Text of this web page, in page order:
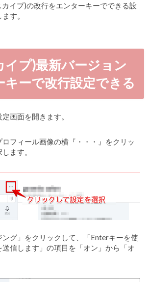
カイプ)の改行をエンターキーでできる設
す。
イプ)最新バージョン
キーで改行設定できる
画面を開きます。
フィール画像の横『・・・』をクリッ
ます。
グ」をクリックして、「Enterキーを使
送信します」の項目を「オン」から「オ